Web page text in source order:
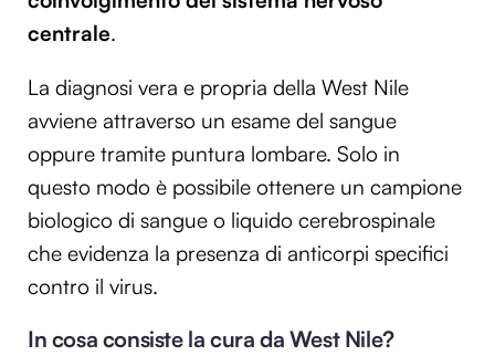
centrale.
La diagnosi vera e propria della West Nile
avviene attraverso un esame del sangue
oppure tramite puntura lombare. Solo in
questo modo è possibile ottenere un campione
biologico di sangue o liquido cerebrospinale
che evidenza la presenza di anticorpi specifici
contro il virus.
In cosa consiste la cura da West Nile?